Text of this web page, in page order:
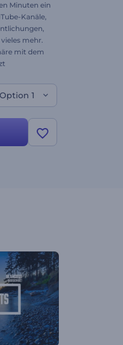
Minuten ein
Kanäle,
mehr.
mit dem
Option 1